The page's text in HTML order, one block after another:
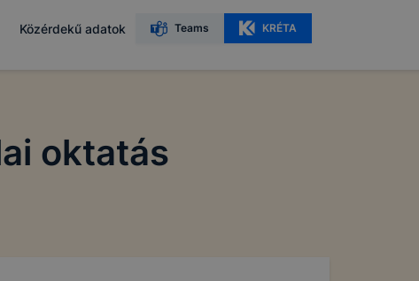
Közérdekű adatok Teams KRÉTA
oktatás